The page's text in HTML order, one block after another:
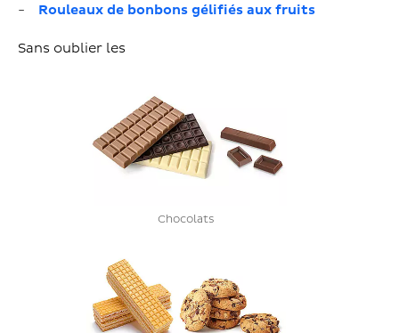
Rouleaux de bonbons gélifiés aux fruits
Sans oublier les
Chocolats